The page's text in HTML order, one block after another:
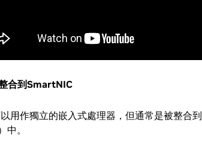
合到SmartNIC
用作獨立的嵌入式處理器，但通常是被整合到
中。